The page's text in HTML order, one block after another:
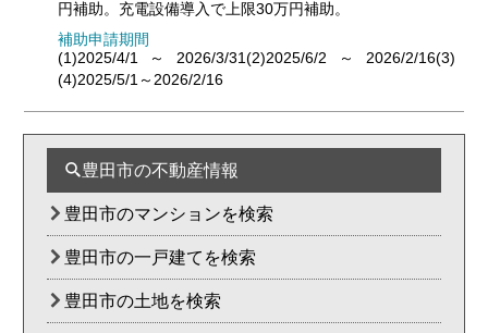
円補助。充電設備導入で上限30万円補助。
補助申請期間
(1)2025/4/1～2026/3/31(2)2025/6/2～2026/2/16(3)
(4)2025/5/1～2026/2/16
豊田市の不動産情報
豊田市のマンションを検索
豊田市の一戸建てを検索
豊田市の土地を検索